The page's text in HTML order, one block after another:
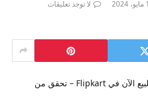
لا توجد تعليقات